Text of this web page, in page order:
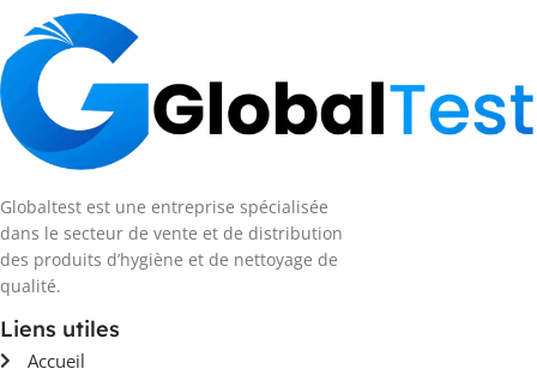
Globaltest est une entreprise spécialisée
dans le secteur de vente et de distribution
des produits d’hygiène et de nettoyage de
qualité.
Liens utiles
Accueil